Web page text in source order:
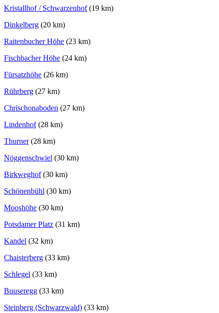
Kristallhof / Schwarzenhof(19 km)
Dinkelberg (20 km)
Raitenbucher Höhe (23 km)
Fischbacher Höhe (24 km)
Fürsatzhöhe (26 km)
Rührberg (27 km)
Chrischonaboden (27 km)
Lindenhof(28 km)
Thurner(28 km)
Nöggenschwiel (30 km)
Birkweghof(30 km)
Schönenbühl (30 km)
Mooshöhe (30 km)
Potsdamer Platz (31 km)
Kandel (32 km)
Chaisterberg (33 km)
Schlegel (33 km)
Buuseregg (33 km)
Steinberg (Schwarzwald) (33 km)